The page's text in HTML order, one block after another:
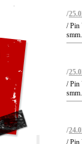
/
/ Pin
/
/ Pin
/
/ Pin